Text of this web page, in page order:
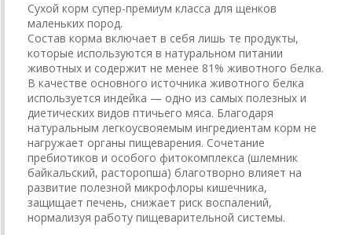
Сухой корм супер-премиум класса для щенков
маленьких пород.
Состав корма включает в себя лишь те продукты,
которые используются в натуральном питании
животных и содержит не менее 81% животного белка.
В качестве основного источника животного белка
используется индейка — одно из самых полезных и
диетических видов птичьего мяса. Благодаря
натуральным легкоусвояемым ингредиентам корм не
нагружает органы пищеварения. Сочетание
пребиотиков и особого фитокомплекса (шлемник
байкальский, расторопша) благотворно влияет на
развитие полезной микрофлоры кишечника,
защищает печень, снижает риск воспалений,
нормализуя работу пищеварительной системы.